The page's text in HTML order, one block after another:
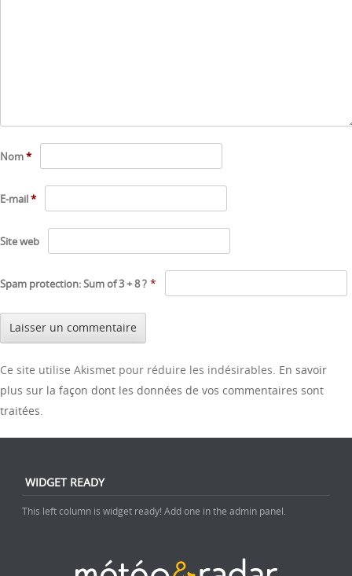
Nom*
E-mail*
Site web
Spam protection: Sum of 3 + 8 ? *
Ce site utilise Akismet pour réduire les indésirables. En savoir
plus sur la façon dont les données de vos commentaires sont
traitées
WIDGET READY
This left column is widget ready! Add one in the admin panel.